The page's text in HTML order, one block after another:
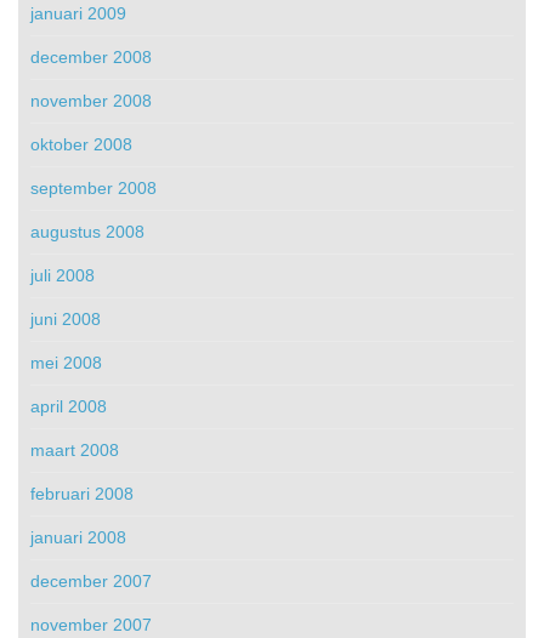
januari 2009
december 2008
november 2008
oktober 2008
september 2008
augustus 2008
juli 2008
juni 2008
mei 2008
april 2008
maart 2008
februari 2008
januari 2008
december 2007
november 2007